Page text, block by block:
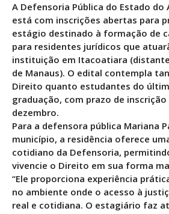
A Defensoria Pública do Estado do
está com inscrições abertas para
estágio destinado à formação de
para residentes jurídicos que
instituição em Itacoatiara
de Manaus). O edital contempla
Direito quanto estudantes do
graduação, com prazo de
dezembro.
Para a defensora pública Mariana
município, a residência oferece
cotidiano da Defensoria,
vivencie o Direito em sua forma
“Ele proporciona experiência
no ambiente onde o acesso à
real e cotidiana. O estagiário faz